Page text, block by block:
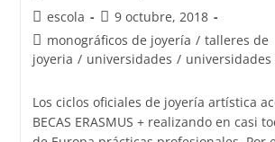
Autor
de
la
escola
Publicación
de
la
9 octubre, 2018
Categoría
de
entrada:
monográficos de joyería / talleres de
joyeria / universidades / universidades
Los ciclos oficiales de joyería artística
BECAS ERASMUS + realizando en casi